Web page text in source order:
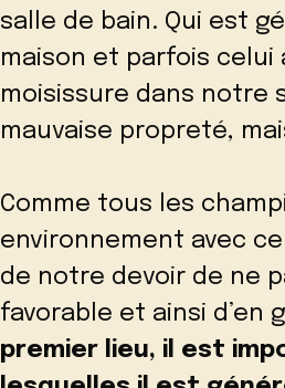
salle de bain. Qui est
maison et parfois celui
moisissure dans notre
mauvaise propreté,
Comme tous les
environnement avec
de notre devoir de ne
favorable et ainsi d’en
premier lieu, il est